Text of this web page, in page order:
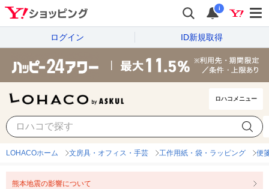
i
ログイン ID新規取得
ロハコメニュー
LOHACOホーム 文房具・オフィス・手芸 工作用紙・袋・ラッピング 便
熊本地震の影響について